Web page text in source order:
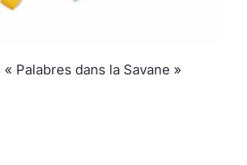
Palabres dans la Savane »